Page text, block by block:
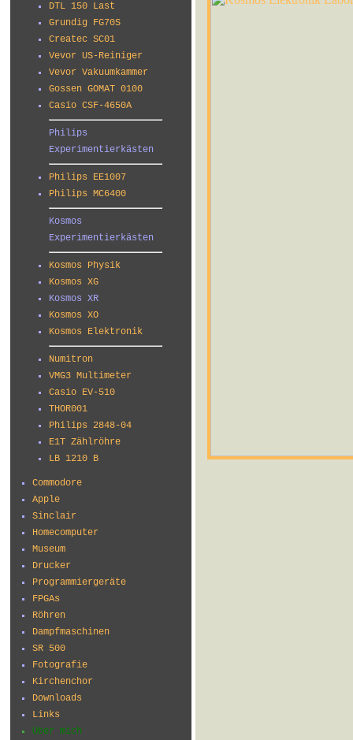
DTL 150 Last
Grundig FG70S
Createc SC01
Vevor US-Reiniger
Vevor Vakuumkammer
Gossen GOMAT 0100
Casio CSF-4650A
Philips
Experimentierkästen
Philips EE1007
Philips MC6400
Kosmos
Experimentierkästen
Kosmos Physik
Kosmos XG
Kosmos XR
Kosmos XO
Kosmos Elektronik
Numitron
VMG3 Multimeter
Casio EV-510
THOR001
Philips 2848-04
E1T Zählröhre
LB 1210 B
Commodore
Apple
Sinclair
Homecomputer
Museum
Drucker
Programmiergeräte
FPGAs
Röhren
Dampfmaschinen
SR 500
Fotografie
Kirchenchor
Downloads
Links
Über mich